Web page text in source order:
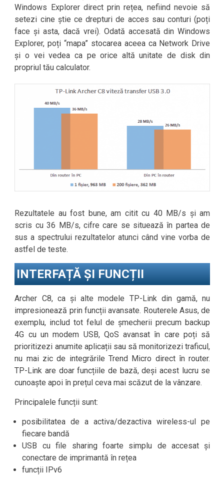
Windows Explorer direct prin rețea, nefiind nevoie să
setezi cine știe ce drepturi de acces sau conturi (poți
face și asta, dacă vrei). Odată accesată din Windows
Explorer, poți “mapa” stocarea aceea ca Network Drive
și o vei vedea ca pe orice altă unitate de disk din
propriul tău calculator.
Rezultatele au fost bune, am citit cu 40 MB/s și am
scris cu 36 MB/s, cifre care se situează în partea de
sus a spectrului rezultatelor atunci când vine vorba de
astfel de teste.
INTERFAȚĂ ȘI FUNCȚII
Archer C8, ca și alte modele TP-Link din gamă, nu
impresionează prin funcții avansate. Routerele Asus, de
exemplu, includ tot felul de șmecherii precum backup
4G cu un modem USB, QoS avansat în care poți să
prioritizezi anumite aplicații sau să monitorizezi traficul,
nu mai zic de integrările Trend Micro direct în router.
TP-Link are doar funcțiile de bază, deși acest lucru se
cunoaște apoi în prețul ceva mai scăzut de la vânzare.
Principalele funcții sunt:
posibilitatea de a activa/dezactiva wireless-ul pe
fiecare bandă
USB cu file sharing foarte simplu de accesat și
conectare de imprimantă în rețea
funcții IPv6